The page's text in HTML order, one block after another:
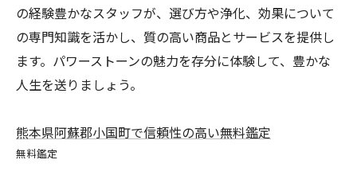
の経験豊かなスタッフが、選び方や浄化、効果について
の専門知識を活かし、質の高い商品とサービスを提供し
ます。パワーストーンの魅力を存分に体験して、豊かな
人生を送りましょう。
熊本県阿蘇郡小国町で信頼性の高い無料鑑定
無料鑑定